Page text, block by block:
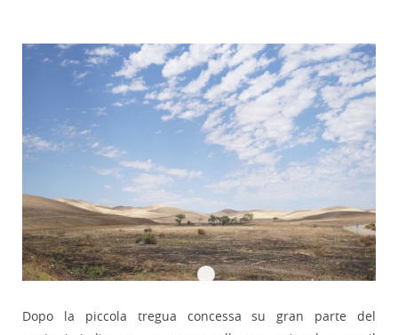
Dopo la piccola tregua concessa su gran parte del